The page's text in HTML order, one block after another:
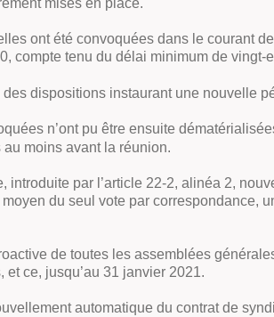
ont été convoquées dans le courant
compte tenu du délai minimum de vingt-
dispositions instaurant une nouvelle
n’ont pu être ensuite
moins avant la réunion.
par l’article 22-2, alinéa 2,
du seul vote par
de toutes les assemblées
et ce, jusqu’au 31 janvier 2021.
automatique du contrat de